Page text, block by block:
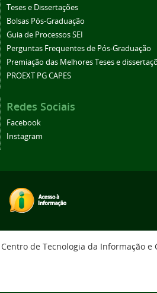
Teses e Dissertações
Bolsas Pós-Graduação
Guia de Processos SEI
Perguntas Frequentes de Pós-Graduação
Premiação das Melhores Teses e
PROEXT PG CAPES
Redes Sociais
Facebook
Instagram
Centro de Tecnologia da Informação e